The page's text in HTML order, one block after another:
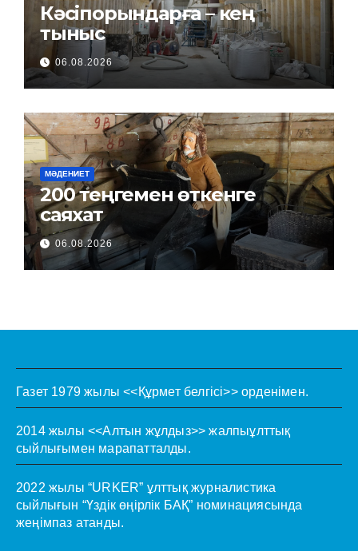
Кәсіпорындарға – кең
тыныс
06.08.2026
МӘДЕНИЕТ
200 теңгемен өткенге
саяхат
06.08.2026
Газет 1979 жылы <<Құрмет белгісі>> орденімен.
2014 жылы <<Алтын жұлдыз>> жалпыұлттық
сыйлығымен марапатталды.
2022 жылы “URKER” ұлттық журналистика
сыйлығын “Үздік өңірлік БАҚ” номинациясында
жеңімпаз атанды.